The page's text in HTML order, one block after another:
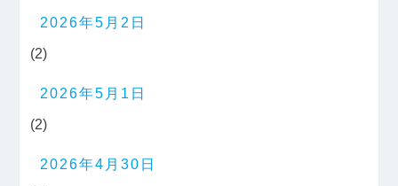
2026年5月2日
(2)
2026年5月1日
(2)
2026年4月30日